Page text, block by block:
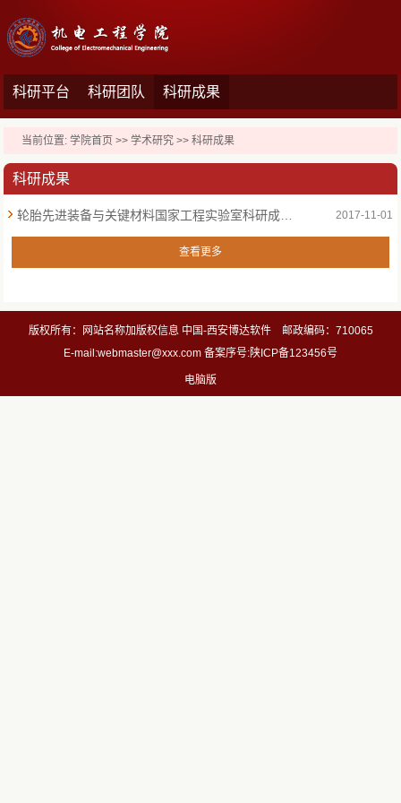
科研平台 科研团队 科研成果
当前位置:学院首页 >>学术研究 >>科研成果
科研成果
轮胎先进装备与关键材料国家工程实验室科研成果简介 2017-11-01
查看更多
版权所有：网站名称加版权信息 中国-西安博达软件 邮政编码：710065
E-mail:webmaster@xxx.com 备案序号:陕ICP备123456号
电脑版